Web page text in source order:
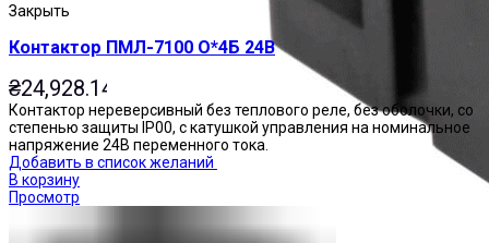
Закрыть
Контактор ПМЛ-7100 О*4Б 24В
₴24,928.14
Контактор нереверсивный без теплового реле, без оболочки, со
степенью защиты IP00, с катушкой управления на номинальное
напряжение 24В переменного тока.
Добавить в список желаний
В корзину
Просмотр